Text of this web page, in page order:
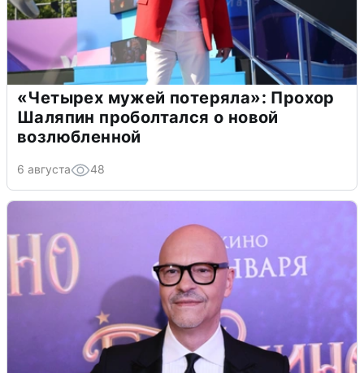
«Четырех мужей потеряла»: Прохор
Шаляпин проболтался о новой
возлюбленной
6 августа 48